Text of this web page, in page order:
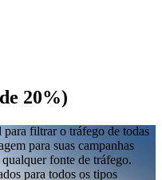
20%)
filtrar o tráfego de todas
para suas campanhas
fonte de tráfego.
para todos os tipos